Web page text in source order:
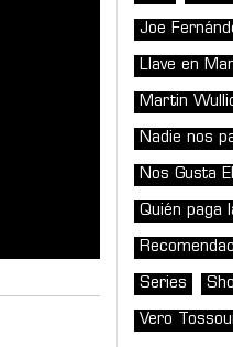
Joe
Llave en
Martin
Nadie nos
Nos Gusta
Quién paga
Series
Vero